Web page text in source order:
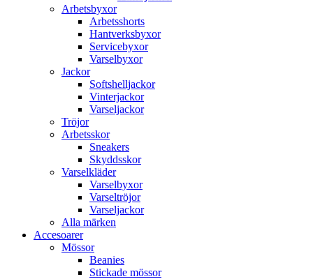
Arbetsbyxor
Arbetsshorts
Hantverksbyxor
Servicebyxor
Varselbyxor
Jackor
Softshelljackor
Vinterjackor
Varseljackor
Tröjor
Arbetsskor
Sneakers
Skyddsskor
Varselkläder
Varselbyxor
Varseltröjor
Varseljackor
Alla märken
Accesoarer
Mössor
Beanies
Stickade mössor